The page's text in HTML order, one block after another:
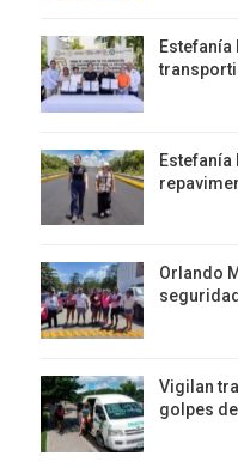
Orlando
Vigilan
golpes